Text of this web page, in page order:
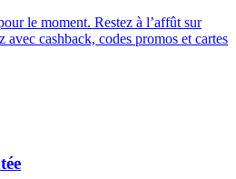
le moment. Restez à l’affût sur
avec cashback, codes promos et cartes